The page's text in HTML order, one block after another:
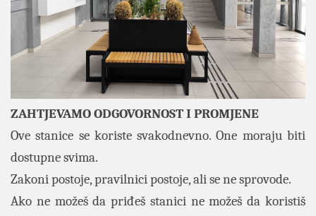
ZAHTJEVAMO ODGOVORNOST I PROMJENE
Ove stanice se koriste svakodnevno. One moraju biti
dostupne svima.
Zakoni postoje, pravilnici postoje, ali se ne sprovode.
Ako ne možeš da priđeš stanici ne možeš da koristiš